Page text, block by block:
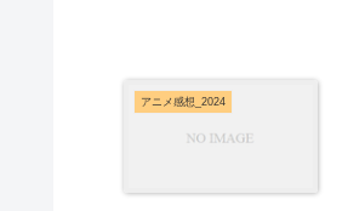
アニメ感想_2024